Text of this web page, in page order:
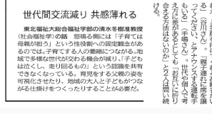
スポーツ傷害保険